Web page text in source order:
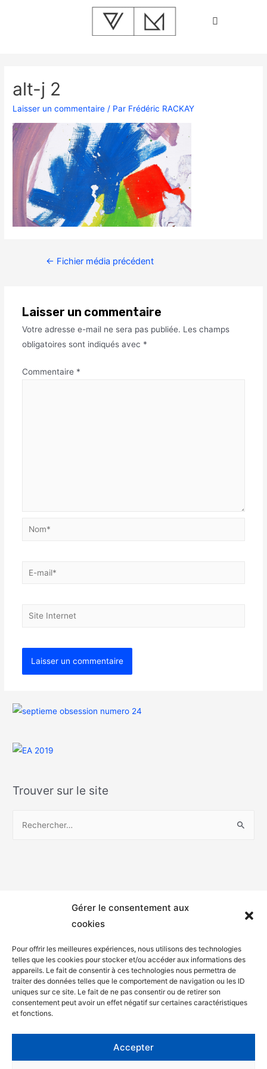
Gérer le consentement aux
cookies
Pour offrir les meilleures expériences, nous utilisons des technologies
telles que les cookies pour stocker et/ou accéder aux informations des
appareils. Le fait de consentir à ces technologies nous permettra de
traiter des données telles que le comportement de navigation ou les ID
uniques sur ce site. Le fait de ne pas consentir ou de retirer son
consentement peut avoir un effet négatif sur certaines caractéristiques
et fonctions.
Accepter
alt-j 2
Laisser un commentaire / Par Frédéric RACKAY
← Fichier média précédent
Laisser un commentaire
Votre adresse e-mail ne sera pas publiée. Les champs
obligatoires sont indiqués avec *
Commentaire *
Trouver sur le site
Mentions légales
Politique de confidentialité